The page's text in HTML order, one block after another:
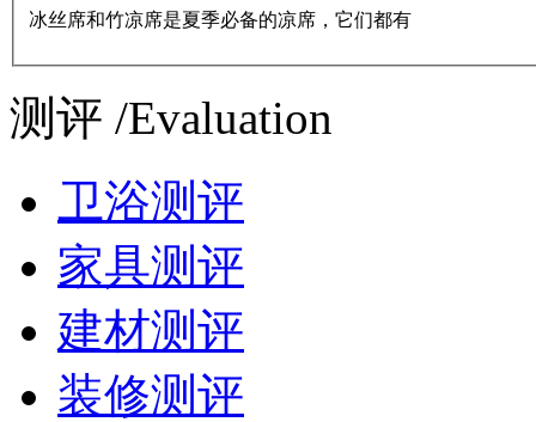
冰丝席和竹凉席是夏季必备的凉席，它们都有
测评 /Evaluation
卫浴测评
家具测评
建材测评
装修测评